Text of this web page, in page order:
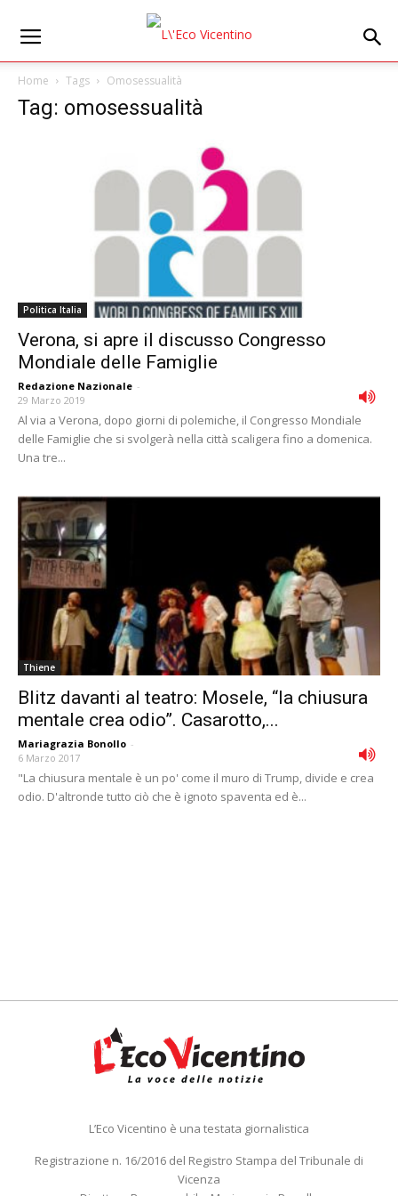
Home Tags Omosessualità
Tag: omosessualità
Politica Italia
Verona, si apre il discusso Congresso
Mondiale delle Famiglie
Redazione Nazionale -
29 Marzo 2019
Al via a Verona, dopo giorni di polemiche, il Congresso Mondiale
delle Famiglie che si svolgerà nella città scaligera fino a domenica.
Una tre...
Thiene
Blitz davanti al teatro: Mosele, “la chiusura
mentale crea odio”. Casarotto,...
Mariagrazia Bonollo -
6 Marzo 2017
"La chiusura mentale è un po' come il muro di Trump, divide e crea
odio. D'altronde tutto ciò che è ignoto spaventa ed è...
L’Eco Vicentino è una testata giornalistica
Registrazione n. 16/2016 del Registro Stampa del Tribunale di
Vicenza